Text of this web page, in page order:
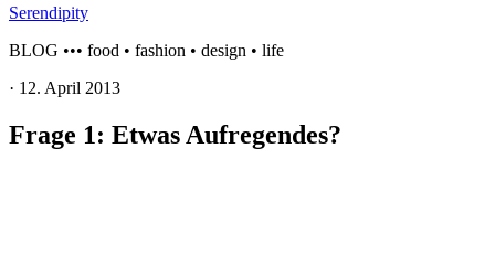
Serendipity
BLOG ••• food • fashion • design • life
· 12. April 2013
Frage 1: Etwas Aufregendes?